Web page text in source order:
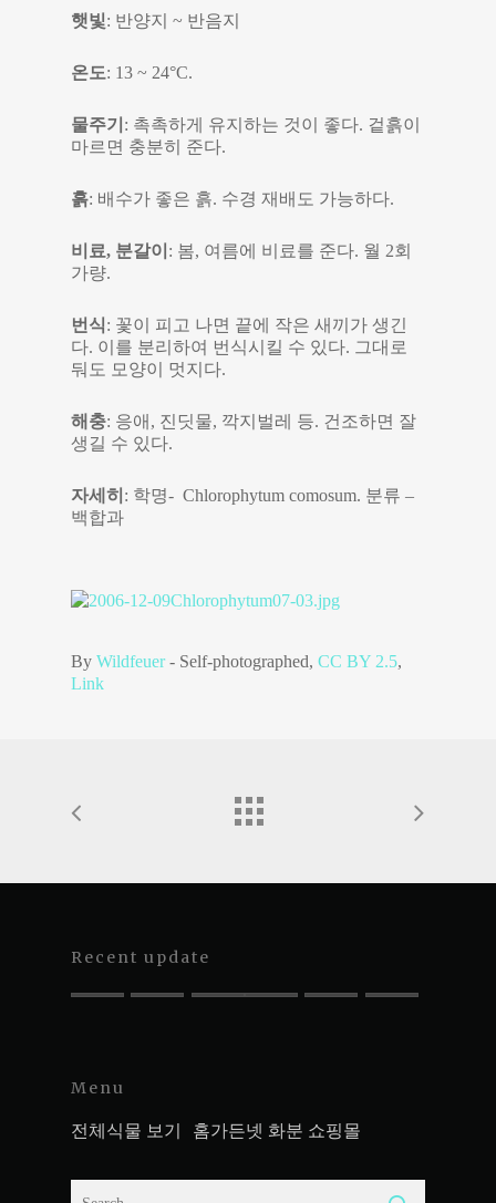
햇빛: 반양지 ~ 반음지
온도: 13 ~ 24°C.
물주기 : 촉촉하게 유지하는 것이 좋다. 겉흙이
마르면 충분히 준다.
흙: 배수가 좋은 흙. 수경 재배도 가능하다.
비료, 분갈이 : 봄, 여름에 비료를 준다. 월 2회
가량.
번식: 꽃이 피고 나면 끝에 작은 새끼가 생긴
다. 이를 분리하여 번식시킬 수 있다. 그대로
둬도 모양이 멋지다.
해충: 응애, 진딧물, 깍지벌레 등. 건조하면 잘
생길 수 있다.
자세히 : 학명- Chlorophytum comosum. 분류 –
백합과
ByWildfeuer- Self-photographed,CC BY 2.5,
Link
Recent update
Menu
전체식물 보기 홈가든넷 화분 쇼핑몰